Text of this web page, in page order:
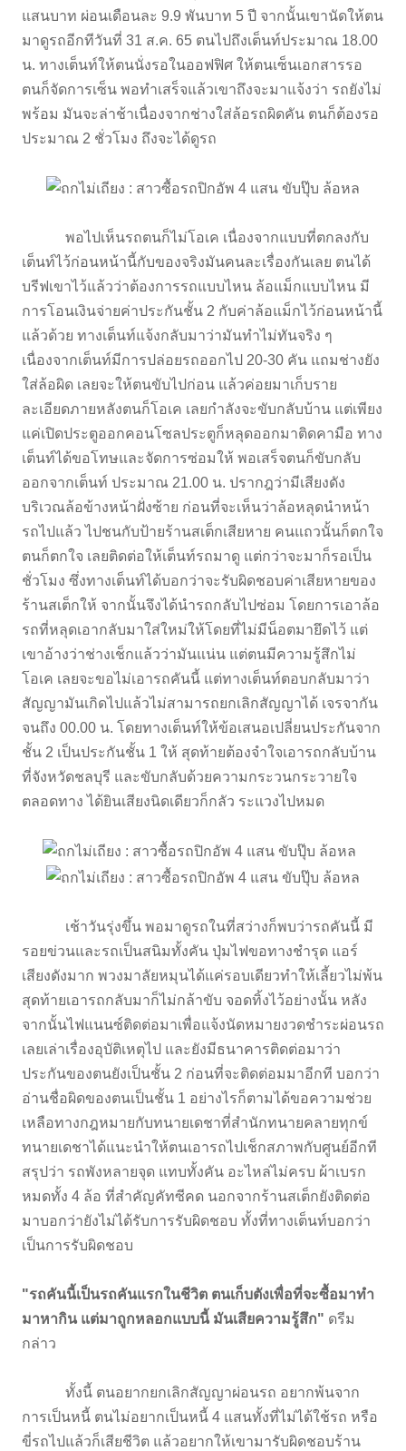
แสนบาท ผ่อนเดือนละ 9.9 พันบาท 5 ปี จากนั้นเขานัดให้ตน
มาดูรถอีกทีวันที่ 31 ส.ค. 65 ตนไปถึงเต็นท์ประมาณ 18.00
น. ทางเต็นท์ให้ตนนั่งรอในออฟฟิศ ให้ตนเซ็นเอกสารรอ
ตนก็จัดการเซ็น พอทำเสร็จแล้วเขาถึงจะมาแจ้งว่า รถยังไม่
พร้อม มันจะล่าช้าเนื่องจากช่างใส่ล้อรถผิดคัน ตนก็ต้องรอ
ประมาณ 2 ชั่วโมง ถึงจะได้ดูรถ
พอไปเห็นรถตนก็ไม่โอเค เนื่องจากแบบที่ตกลงกับ
เต็นท์ไว้ก่อนหน้านี้กับของจริงมันคนละเรื่องกันเลย ตนได้
บรีฟเขาไว้แล้วว่าต้องการรถแบบไหน ล้อแม็กแบบไหน มี
การโอนเงินจ่ายค่าประกันชั้น 2 กับค่าล้อแม็กไว้ก่อนหน้านี้
แล้วด้วย ทางเต็นท์แจ้งกลับมาว่ามันทำไม่ทันจริง ๆ
เนื่องจากเต็นท์มีการปล่อยรถออกไป 20-30 คัน แถมช่างยัง
ใส่ล้อผิด เลยจะให้ตนขับไปก่อน แล้วค่อยมาเก็บราย
ละเอียดภายหลังตนก็โอเค เลยกำลังจะขับกลับบ้าน แต่เพียง
แค่เปิดประตูออกคอนโซลประตูก็หลุดออกมาติดคามือ ทาง
เต็นท์ได้ขอโทษและจัดการซ่อมให้ พอเสร็จตนก็ขับกลับ
ออกจากเต็นท์ ประมาณ 21.00 น. ปรากฎว่ามีเสียงดัง
บริเวณล้อข้างหน้าฝั่งซ้าย ก่อนที่จะเห็นว่าล้อหลุดนำหน้า
รถไปแล้ว ไปชนกับป้ายร้านสเต็กเสียหาย คนแถวนั้นก็ตกใจ
ตนก็ตกใจ เลยติดต่อให้เต็นท์รถมาดู แต่กว่าจะมาก็รอเป็น
ชั่วโมง ซึ่งทางเต็นท์ได้บอกว่าจะรับผิดชอบค่าเสียหายของ
ร้านสเต็กให้ จากนั้นจึงได้นำรถกลับไปซ่อม โดยการเอาล้อ
รถที่หลุดเอากลับมาใส่ใหม่ให้โดยที่ไม่มีน็อตมายึดไว้ แต่
เขาอ้างว่าช่างเช็กแล้วว่ามันแน่น แต่ตนมีความรู้สึกไม่
โอเค เลยจะขอไม่เอารถคันนี้ แต่ทางเต็นท์ตอบกลับมาว่า
สัญญามันเกิดไปแล้วไม่สามารถยกเลิกสัญญาได้ เจรจากัน
จนถึง 00.00 น. โดยทางเต็นท์ให้ข้อเสนอเปลี่ยนประกันจาก
ชั้น 2 เป็นประกันชั้น 1 ให้ สุดท้ายต้องจำใจเอารถกลับบ้าน
ที่จังหวัดชลบุรี และขับกลับด้วยความกระวนกระวายใจ
ตลอดทาง ได้ยินเสียงนิดเดียวก็กลัว ระแวงไปหมด
เช้าวันรุ่งขึ้น พอมาดูรถในที่สว่างก็พบว่ารถคันนี้ มี
รอยข่วนและรถเป็นสนิมทั้งคัน ปุ่มไฟขอทางชำรุด แอร์
เสียงดังมาก พวงมาลัยหมุนได้แค่รอบเดียวทำให้เลี้ยวไม่พ้น
สุดท้ายเอารถกลับมาก็ไม่กล้าขับ จอดทิ้งไว้อย่างนั้น หลัง
จากนั้นไฟแนนซ์ติดต่อมาเพื่อแจ้งนัดหมายงวดชำระผ่อนรถ
เลยเล่าเรื่องอุบัติเหตุไป และยังมีธนาคารติดต่อมาว่า
ประกันของตนยังเป็นชั้น 2 ก่อนที่จะติดต่อมมาอีกที บอกว่า
อ่านชื่อผิดของตนเป็นชั้น 1 อย่างไรก็ตามได้ขอความช่วย
เหลือทางกฎหมายกับทนายเดชาที่สำนักทนายคลายทุกข์
ทนายเดชาได้แนะนำให้ตนเอารถไปเช็กสภาพกับศูนย์อีกที
สรุปว่า รถพังหลายจุด แทบทั้งคัน อะไหล่ไม่ครบ ผ้าเบรก
หมดทั้ง 4 ล้อ ที่สำคัญคัทซีคด นอกจากร้านสเต็กยังติดต่อ
มาบอกว่ายังไม่ได้รับการรับผิดชอบ ทั้งที่ทางเต็นท์บอกว่า
เป็นการรับผิดชอบ
"รถคันนี้เป็นรถคันแรกในชีวิต ตนเก็บตังเพื่อที่จะซื้อมาทำ
มาหากิน แต่มาถูกหลอกแบบนี้ มันเสียความรู้สึก" ดรีม
กล่าว
ทั้งนี้ ตนอยากยกเลิกสัญญาผ่อนรถ อยากพ้นจาก
การเป็นหนี้ ตนไม่อยากเป็นหนี้ 4 แสนทั้งที่ไม่ได้ใช้รถ หรือ
ขี่รถไปแล้วก็เสียชีวิต แล้วอยากให้เขามารับผิดชอบร้าน